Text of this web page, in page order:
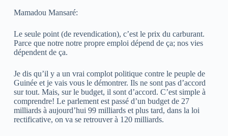
Mamadou Mansaré:
Le seule point (de revendication), c’est le prix du carburant.
Parce que notre notre propre emploi dépend de ça; nos vies
dépendent de ça.
Je dis qu’il y a un vrai complot politique contre le peuple de
Guinée et je vais vous le démontrer. Ils ne sont pas d’accord
sur tout. Mais, sur le budget, il sont d’accord. C’est simple à
comprendre! Le parlement est passé d’un budget de 27
milliards à aujourd’hui 99 milliards et plus tard, dans la loi
rectificative, on va se retrouver à 120 milliards.